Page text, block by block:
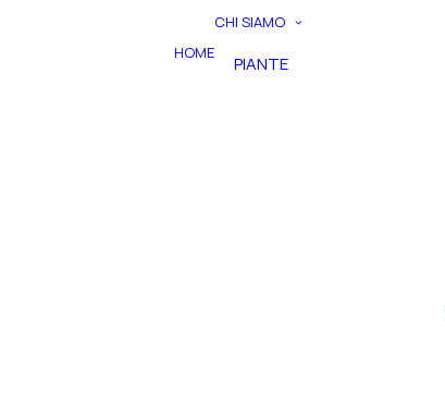
HOME
CHI SIAMO
PIANTE